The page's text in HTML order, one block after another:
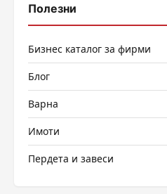
Полезни
Бизнес каталог за фирми
Блог
Варна
Имоти
Пердета и завеси